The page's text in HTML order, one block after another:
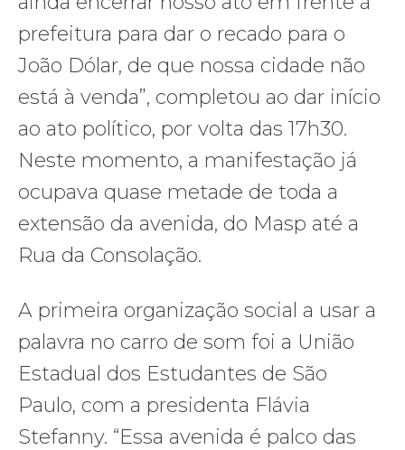
prefeitura para dar o recado para o
João Dólar, de que nossa cidade não
está à venda”, completou ao dar início
ao ato político, por volta das 17h30.
Neste momento, a manifestação já
ocupava quase metade de toda a
extensão da avenida, do Masp até a
Rua da Consolação.
A primeira organização social a usar a
palavra no carro de som foi a União
Estadual dos Estudantes de São
Paulo, com a presidenta Flávia
Stefanny. “Essa avenida é palco das